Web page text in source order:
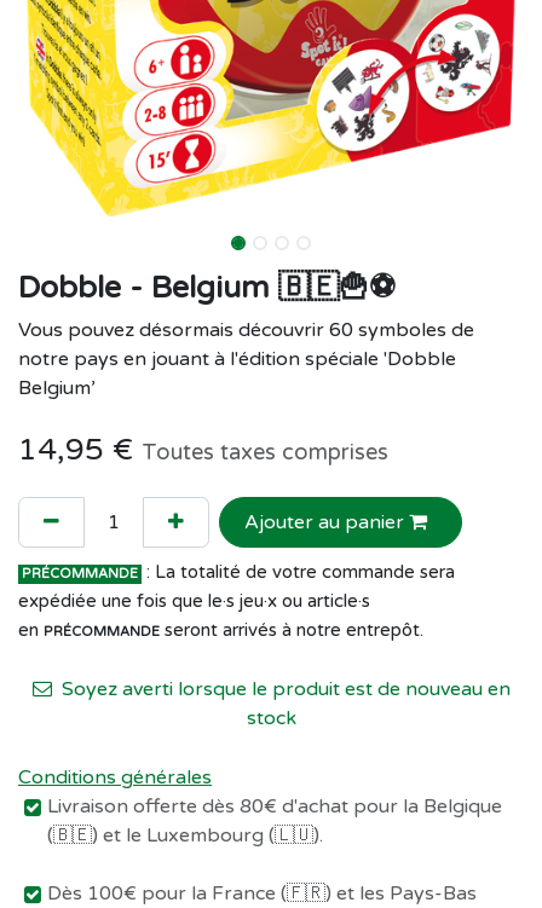
Dobble - Belgium 🇧🇪🍟⚽
Vous pouvez désormais découvrir 60 symboles de
notre pays en jouant à l'édition spéciale 'Dobble
Belgium’
14,95 € Toutes taxes comprises
Ajouter au panier
PRÉCOMMANDE : La totalité de votre commande sera
expédiée une fois que le·s jeu·x ou article·s
en PRÉCOMMANDE seront arrivés à notre entrepôt.
Soyez averti lorsque le produit est de nouveau en
stock
Conditions générales
Livraison offerte dès 80€ d'achat pour la Belgique
(🇧🇪) et le Luxembourg (🇱🇺).
Dès 100€ pour la France (🇫🇷) et les Pays-Bas